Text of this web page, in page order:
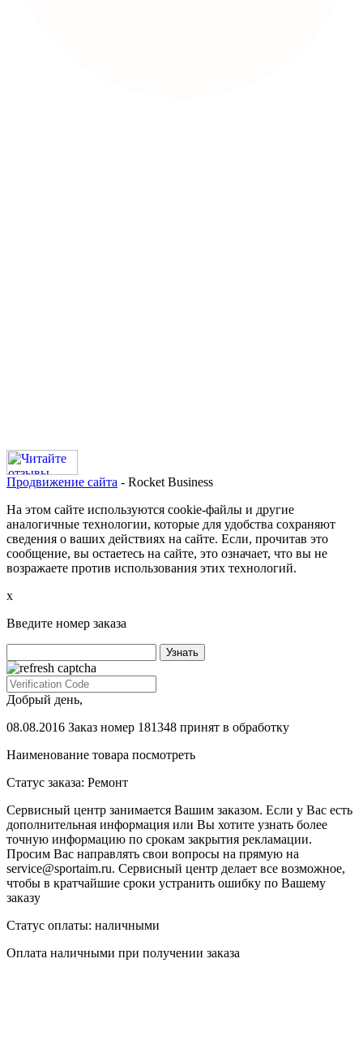
Продвижение сайта - Rocket Business
На этом сайте используются cookie-файлы и другие
аналогичные технологии, которые для удобства сохраняют
сведения о ваших действиях на сайте. Если, прочитав это
сообщение, вы остаетесь на сайте, это означает, что вы не
возражаете против использования этих технологий.
х
Введите номер заказа
Добрый день,
08.08.2016 Заказ номер 181348 принят в обработку
Наименование товара посмотреть
Статус заказа: Ремонт
Сервисный центр занимается Вашим заказом. Если у Вас есть
дополнительная информация или Вы хотите узнать более
точную информацию по срокам закрытия рекламации.
Просим Вас направлять свои вопросы на прямую на
service@sportaim.ru. Сервисный центр делает все возможное,
чтобы в кратчайшие сроки устранить ошибку по Вашему
заказу
Статус оплаты: наличными
Оплата наличными при получении заказа